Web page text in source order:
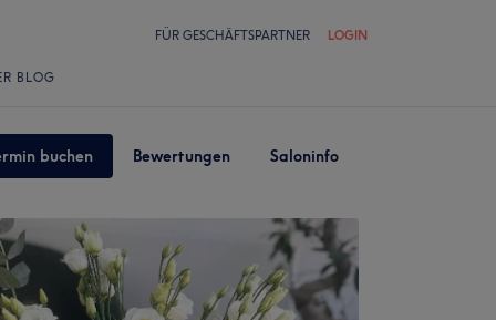
FÜR GESCHÄFTSPARTNER LOGIN
BLOG
buchen Bewertungen Saloninfo